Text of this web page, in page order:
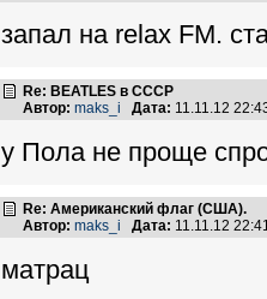
запал на relax FM.
Re: BEATLES в СССР
Автор: maks_i Дата: 11.11.12
у Пола не проще
Re: Американский флаг (США).
Автор: maks_i Дата: 11.11.12
матрац